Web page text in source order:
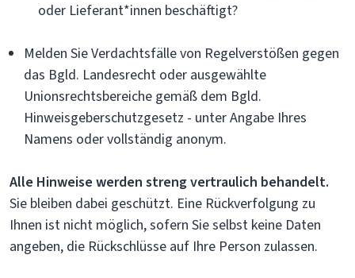
oder Lieferant*innen beschäftigt?
Melden Sie Verdachtsfälle von Regelverstößen gegen
das Bgld. Landesrecht oder ausgewählte
Unionsrechtsbereiche gemäß dem Bgld.
Hinweisgeberschutzgesetz - unter Angabe Ihres
Namens oder vollständig anonym.
Alle Hinweise werden streng vertraulich behandelt.
Sie bleiben dabei geschützt. Eine Rückverfolgung zu
Ihnen ist nicht möglich, sofern Sie selbst keine Daten
angeben, die Rückschlüsse auf Ihre Person zulassen.